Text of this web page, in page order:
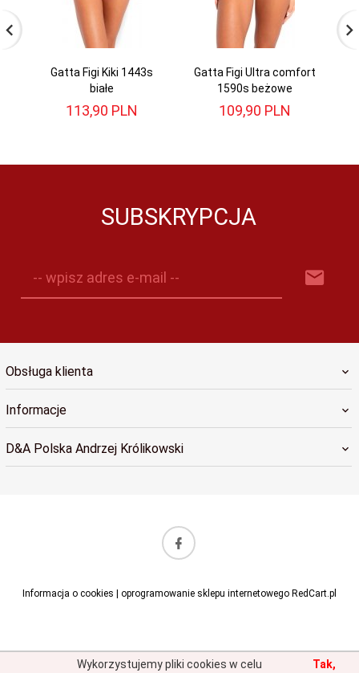
Gatta Figi Kiki 1443s
białe
113,90 PLN
Gatta Figi Ultra comfort
1590s beżowe
109,90 PLN
SUBSKRYPCJA
-- wpisz adres e-mail --
Obsługa klienta
Informacje
D&A Polska Andrzej Królikowski
Informacja o cookies | oprogramowanie sklepu internetowego RedCart.pl
Wykorzystujemy pliki cookies w celu Tak,